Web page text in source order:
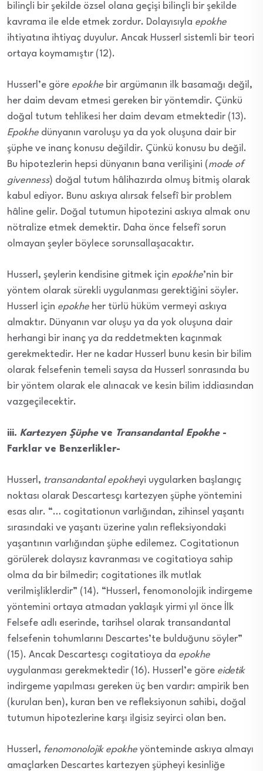
bilinçli bir şekilde özsel olana geçişi bilinçli bir şekilde
kavrama ile elde etmek zordur. Dolayısıyla epokhe
ihtiyatına ihtiyaç duyulur. Ancak Husserl sistemli bir teori
ortaya koymamıştır (12).
Husserl’e göre epokhe bir argümanın ilk basamağı değil,
her daim devam etmesi gereken bir yöntemdir. Çünkü
doğal tutum tehlikesi her daim devam etmektedir (13).
Epokhe dünyanın varoluşu ya da yok oluşuna dair bir
şüphe ve inanç konusu değildir. Çünkü konusu bu değil.
Bu hipotezlerin hepsi dünyanın bana verilişini (mode of
givenness) doğal tutum hâlihazırda olmuş bitmiş olarak
kabul ediyor. Bunu askıya alırsak felsefî bir problem
hâline gelir. Doğal tutumun hipotezini askıya almak onu
nötralize etmek demektir. Daha önce felsefî sorun
olmayan şeyler böylece sorunsallaşacaktır.
Husserl, şeylerin kendisine gitmek için epokhe’nin bir
yöntem olarak sürekli uygulanması gerektiğini söyler.
Husserl için epokhe her türlü hüküm vermeyi askıya
almaktır. Dünyanın var oluşu ya da yok oluşuna dair
herhangi bir inanç ya da reddetmekten kaçınmak
gerekmektedir. Her ne kadar Husserl bunu kesin bir bilim
olarak felsefenin temeli saysa da Husserl sonrasında bu
bir yöntem olarak ele alınacak ve kesin bilim iddiasından
vazgeçilecektir.
iii. Kartezyen Şüpheve Transandantal Epokhe-
Farklar ve Benzerlikler-
Husserl, transandantal epokheyi uygularken başlangıç
noktası olarak Descartesçı kartezyen şüphe yöntemini
esas alır. “… cogitationun varlığından, zihinsel yaşantı
sırasındaki ve yaşantı üzerine yalın refleksiyondaki
yaşantının varlığından şüphe edilemez. Cogitationun
görülerek dolaysız kavranması ve cogitatioya sahip
olma da bir bilmedir; cogitationes ilk mutlak
verilmişliklerdir” (14). “Husserl, fenomonolojik indirgeme
yöntemini ortaya atmadan yaklaşık yirmi yıl önce İlk
Felsefe adlı eserinde, tarihsel olarak transandantal
felsefenin tohumlarını Descartes’te bulduğunu söyler”
(15). Ancak Descartesçı cogitatioya da epokhe
uygulanması gerekmektedir (16). Husserl’e göre eidetik
indirgeme yapılması gereken üç ben vardır: ampirik ben
(kurulan ben), kuran ben ve refleksiyonun sahibi, doğal
tutumun hipotezlerine karşı ilgisiz seyirci olan ben.
Husserl, fenomonolojik epokhe yönteminde askıya almayı
amaçlarken Descartes kartezyen şüpheyi kesinliğe